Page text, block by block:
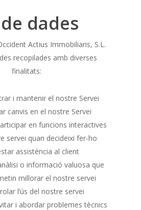
dades
Actius Immobiliaris, S.L.
recopilades amb diverses
finalitats:
i mantenir el nostre Servei
canvis en el nostre Servei
en funcions interactives
servei quan decideixi fer-ho
assistència al client
o informació valuosa que
millorar el nostre servei
l’ús del nostre servei
i abordar problemes tècnics